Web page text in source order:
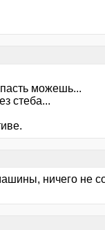
можешь...
стеба...
ничего не